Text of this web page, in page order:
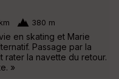
380 m
en skating et Marie
Passage par la
rater la navette du retour.
»